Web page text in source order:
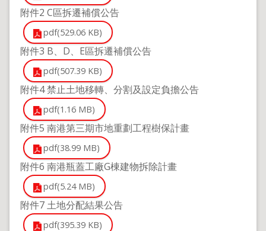
附件2 C區拆遷補償公告
pdf(529.06 KB)
附件3 B、D、E區拆遷補償公告
pdf(507.39 KB)
附件4 禁止土地移轉、分割及設定負擔公告
pdf(1.16 MB)
附件5 南港第三期市地重劃工程樹保計畫
pdf(38.99 MB)
附件6 南港瓶蓋工廠G棟建物拆除計畫
pdf(5.24 MB)
附件7 土地分配結果公告
pdf(395.39 KB)